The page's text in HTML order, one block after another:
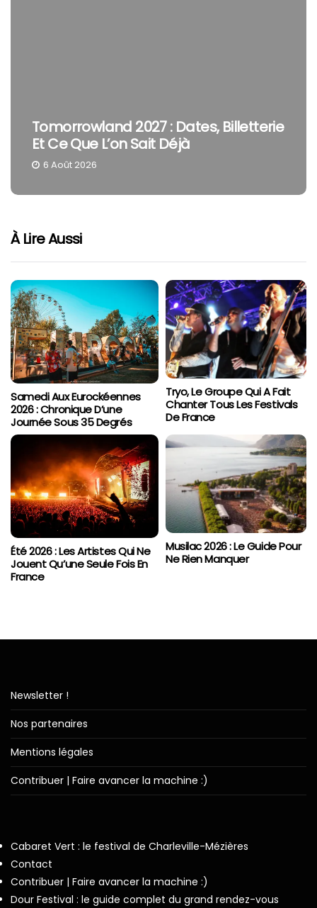
Tomorrowland 2027 : Dates, Billetterie
Et Ce Que L’on Sait Déjà
6 Août 2026
À Lire Aussi
Samedi Aux Eurockéennes
2026 : Chronique D’une
Journée Sous 35 Degrés
Tryo, Le Groupe Qui A Fait
Chanter Tous Les Festivals
De France
Été 2026 : Les Artistes Qui Ne
Jouent Qu’une Seule Fois En
France
Musilac 2026 : Le Guide Pour
Ne Rien Manquer
Newsletter !
Nos partenaires
Mentions légales
Contribuer | Faire avancer la machine :)
Cabaret Vert : le festival de Charleville-Mézières
Contact
Contribuer | Faire avancer la machine :)
Dour Festival : le guide complet du grand rendez-vous